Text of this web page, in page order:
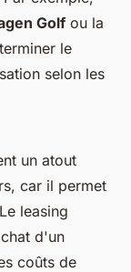
Golf ou la
le
selon les
un atout
car il permet
leasing
d'un
coûts de